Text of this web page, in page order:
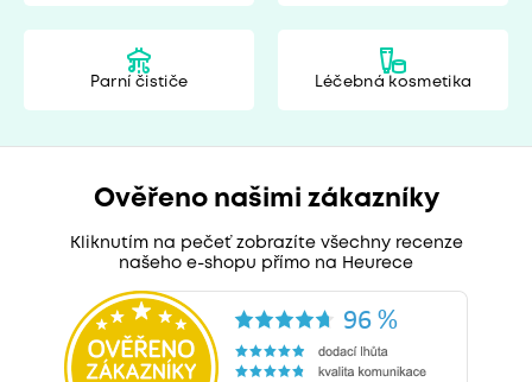
Parní čističe Léčebná kosmetika
Ověřeno našimi zákazníky
Kliknutím na pečeť zobrazíte všechny recenze
našeho e-shopu přímo na Heurece